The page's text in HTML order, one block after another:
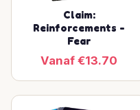
Claim:
Reinforcements -
Fear
Vanaf €13.70